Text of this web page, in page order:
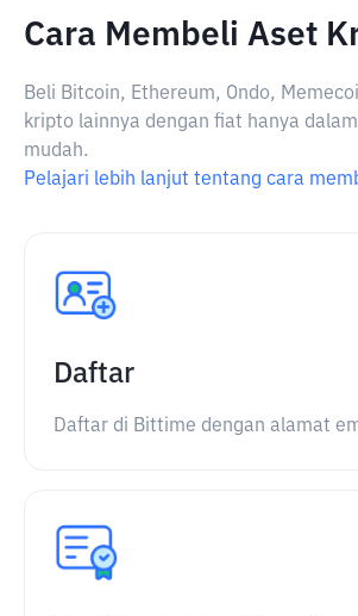
Cara Membeli Aset
Beli Bitcoin, Ethereum, Ondo,
kripto lainnya dengan fiat hanya
mudah.
Pelajari lebih lanjut tentang cara
Daftar
Daftar di Bittime dengan alamat